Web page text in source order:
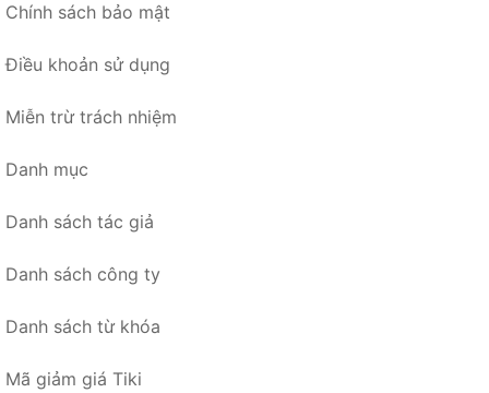
Chính sách bảo mật
Điều khoản sử dụng
Miễn trừ trách nhiệm
Danh mục
Danh sách tác giả
Danh sách công ty
Danh sách từ khóa
Mã giảm giá Tiki